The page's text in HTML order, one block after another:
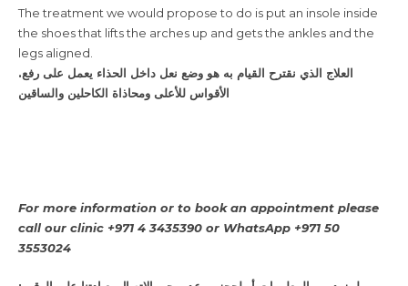
The treatment we would propose to do is put an insole inside
the shoes that lifts the arches up and gets the ankles and the
legs aligned.
.العلاج الذي نقترح القيام به هو وضع نعل داخل الحذاء يعمل على رفع
الأقواس للأعلى ومحاذاة الكاحلين والساقين
For more information or to book an appointment please
call our clinic +971 4 3435390 or WhatsApp +971 50
3553024